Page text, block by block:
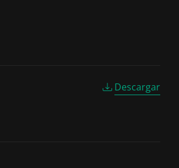
Descargar